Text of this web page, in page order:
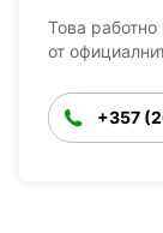
Това
от
+357